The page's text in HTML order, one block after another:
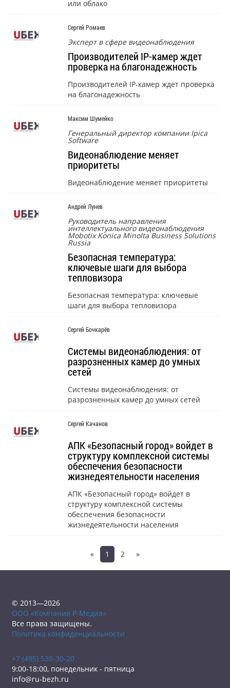
или облако
Сергей Ромаев
Эксперт в сфере видеонаблюдения
Производителей IP-камер ждет
проверка на благонадежность
Производителей IP-камер ждет проверка
на благонадежность
Максим Шумейко
Генеральный директор компании Ipica
Software
Видеонаблюдение меняет
приоритеты
Видеонаблюдение меняет приоритеты
Андрей Лунев
Руководитель направления
интеллектуального видеонаблюдения
Mobotix Konica Minolta Business Solutions
Russia
Безопасная температура:
ключевые шаги для выбора
тепловизора
Безопасная температура: ключевые
шаги для выбора тепловизора
Сергей Бочкарёв
Системы видеонаблюдения: от
разрозненных камер до умных
сетей
Системы видеонаблюдения: от
разрозненных камер до умных сетей
Сергей Качанов
АПК «Безопасный город» войдет в
структуру комплексной системы
обеспечения безопасности
жизнедеятельности населения
АПК «Безопасный город» войдет в
структуру комплексной системы
обеспечения безопасности
жизнедеятельности населения
« 1 2 »
© 2013—2026
ООО «Компания Р-Медиа»
Все права защищены.
Политика конфиденциальности
+7 (495) 539-30-20
9:00-18:00, понедельник - пятница
info@ru-bezh.ru